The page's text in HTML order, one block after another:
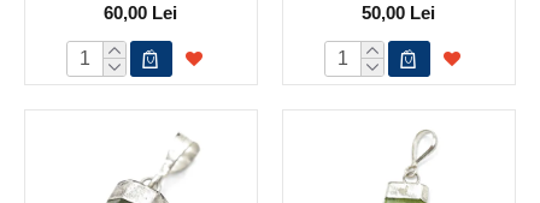
60,00 Lei
50,00 Lei